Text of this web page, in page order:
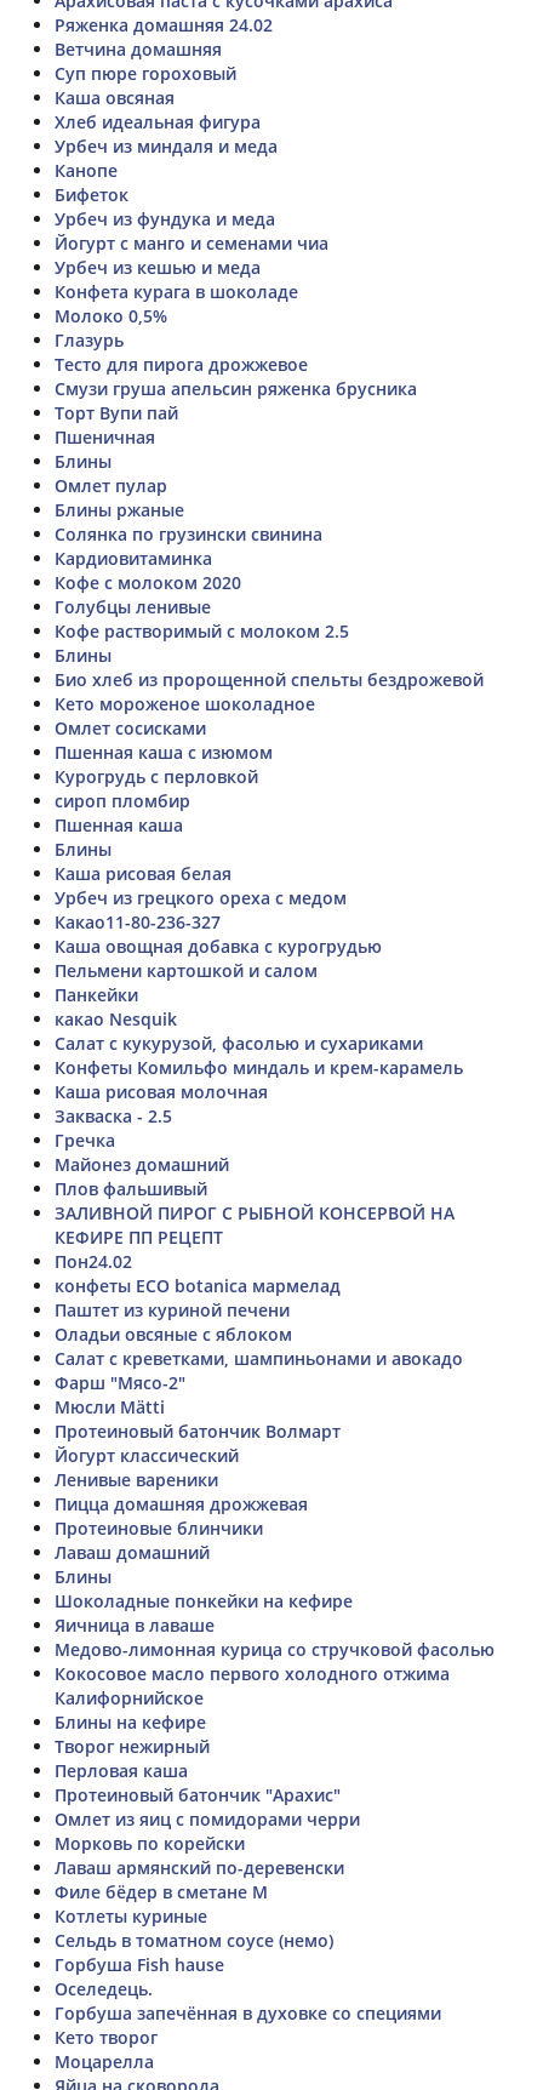
Ряженка домашняя 24.02
Ветчина домашняя
Суп пюре гороховый
Каша овсяная
Хлеб идеальная фигура
Урбеч из миндаля и меда
Канопе
Бифеток
Урбеч из фундука и меда
Йогурт с манго и семенами чиа
Урбеч из кешью и меда
Конфета курага в шоколаде
Молоко 0,5%
Глазурь
Тесто для пирога дрожжевое
Смузи груша апельсин ряженка брусника
Торт Вупи пай
Пшеничная
Блины
Омлет пулар
Блины ржаные
Солянка по грузински свинина
Кардиовитаминка
Кофе с молоком 2020
Голубцы ленивые
Кофе растворимый с молоком 2.5
Блины
Био хлеб из пророщенной спельты бездрожевой
Кето мороженое шоколадное
Омлет сосисками
Пшенная каша с изюмом
Курогрудь с перловкой
сироп пломбир
Пшенная каша
Блины
Каша рисовая белая
Урбеч из грецкого ореха с медом
Какао11-80-236-327
Каша овощная добавка с курогрудью
Пельмени картошкой и салом
Панкейки
какао Nesquik
Салат с кукурузой, фасолью и сухариками
Конфеты Комильфо миндаль и крем-карамель
Каша рисовая молочная
Закваска - 2.5
Гречка
Майонез домашний
Плов фальшивый
ЗАЛИВНОЙ ПИРОГ С РЫБНОЙ КОНСЕРВОЙ НА
КЕФИРЕ ПП РЕЦЕПТ
Пон24.02
конфеты ECO botanica мармелад
Паштет из куриной печени
Оладьи овсяные с яблоком
Салат с креветками, шампиньонами и авокадо
Фарш "Мясо-2"
Мюсли Mätti
Протеиновый батончик Волмарт
Йогурт классический
Ленивые вареники
Пицца домашняя дрожжевая
Протеиновые блинчики
Лаваш домашний
Блины
Шоколадные понкейки на кефире
Яичница в лаваше
Медово-лимонная курица со стручковой фасолью
Кокосовое масло первого холодного отжима
Калифорнийское
Блины на кефире
Творог нежирный
Перловая каша
Протеиновый батончик "Арахис"
Омлет из яиц с помидорами черри
Морковь по корейски
Лаваш армянский по-деревенски
Филе бёдер в сметане М
Котлеты куриные
Сельдь в томатном соусе (немо)
Горбуша Fish hause
Оселедець.
Горбуша запечённая в духовке со специями
Кето творог
Моцарелла